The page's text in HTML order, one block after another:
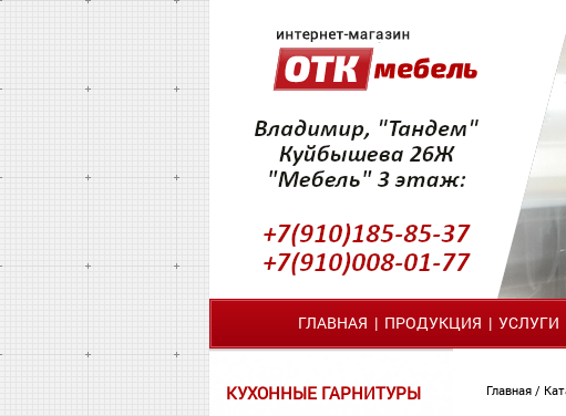
ГЛАВНАЯ | ПРОДУКЦИЯ | УСЛУГИ
КУХОННЫЕ ГАРНИТУРЫ Главная /